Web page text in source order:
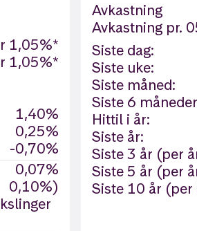
1,05%*
1,05%*
1,40%
0,25%
-0,70%
0,07%
0,10%)
Avkastning
Avkastning pr.
Siste dag:
Siste uke:
Siste måned:
Siste 6
Hittil i år:
Siste år:
Siste 3 år (per
Siste 5 år (per
Siste 10 år (per